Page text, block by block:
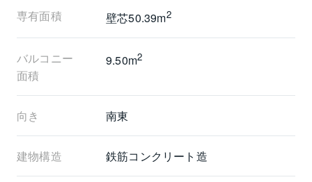
┏□ 　構造
┗┻━━━━━━━━━━━━━━━━━
・供用限界期間100年のコンクリートを採用した高強度
ＲＣ造
・室内に柱型が出ないアウトフレーム工法を採用（リ
ビングダイニング）
詳細につきましては、物件担当：付（ふ）までお問い
専有面積 壁芯50.39m2
バルコニー
面積
9.50m2
向き 南東
建物構造 鉄筋コンクリート造